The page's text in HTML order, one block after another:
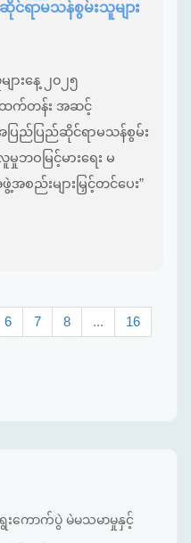
င်ရာမသန်စွမ်းသူများ
ားနေ့ ၂၀၂၅
က်တန်း အဆင့်
ပြည်ပြည်ဆိုင်ရာမသန်စွမ်း
ဘဝမြင့်မားရေး မ
စည်းများမြှင့်တင်ပေး”
6 7 8 ... 16
းကောက်ပွဲ မဲမသမာမှုနှင့်